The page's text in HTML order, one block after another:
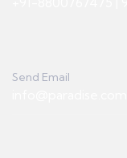
Send Email